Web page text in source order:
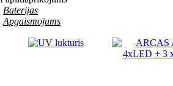
Baterijas
Apgaismojums